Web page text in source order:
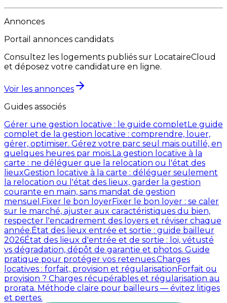
Annonces
Portail annonces candidats
Consultez les logements publiés sur LocataireCloud
et déposez votre candidature en ligne.
Voir les annonces
Guides associés
Gérer une gestion locative : le guide completLe guide
complet de la gestion locative : comprendre, louer,
gérer, optimiser. Gérez votre parc seul mais outillé, en
quelques heures par mois.La gestion locative à la
carte : ne déléguer que la relocation ou l'état des
lieuxGestion locative à la carte : déléguer seulement
la relocation ou l'état des lieux, garder la gestion
courante en main, sans mandat de gestion
mensuel.Fixer le bon loyerFixer le bon loyer : se caler
sur le marché, ajuster aux caractéristiques du bien,
respecter l'encadrement des loyers et réviser chaque
année.État des lieux entrée et sortie : guide bailleur
2026État des lieux d'entrée et de sortie : loi, vétusté
vs dégradation, dépôt de garantie et photos. Guide
pratique pour protéger vos retenues.Charges
locatives : forfait, provision et régularisationForfait ou
provision ? Charges récupérables et régularisation au
prorata. Méthode claire pour bailleurs — évitez litiges
et pertes.